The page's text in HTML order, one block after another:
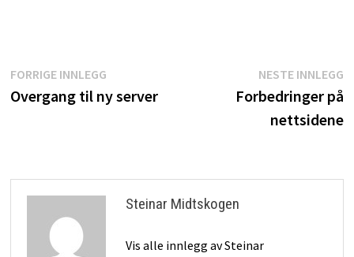
Innleggsnavigasjon
FORRIGE INNLEGGForrige
innlegg:
Overgang til ny server
NESTE INNLEGG
Forbedringer på
nettsidene
Steinar Midtskogen
Vis alle innlegg av Steinar